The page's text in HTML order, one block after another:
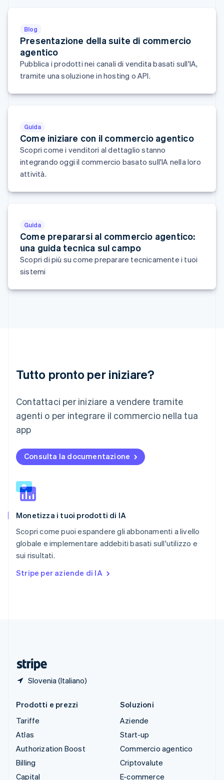
Blog
Presentazione della suite di commercio
agentico
Pubblica i prodotti nei canali di vendita basati sull'IA,
tramite una soluzione in hosting o API.
Guida
Come iniziare con il commercio agentico
Scopri come i venditori al dettaglio stanno
integrando oggi il commercio basato sull'IA nella loro
attività.
Guida
Come prepararsi al commercio agentico:
una guida tecnica sul campo
Scopri di più su come preparare tecnicamente i tuoi
sistemi
Tutto pronto per iniziare?
Contattaci per iniziare a vendere tramite
agenti o per integrare il commercio nella tua
app
Consulta la documentazione
Monetizza i tuoi prodotti di IA
Scopri come puoi espandere gli abbonamenti a livello
globale e implementare addebiti basati sull'utilizzo e
sui risultati.
Stripe per aziende di IA
Slovenia (Italiano)
Deutsch
Giappone
Gibilterra
English
Grecia
India
English
Italia
ItalianoEnglish
Lettonia
English
Liechtenstein
Lituania
Lussemburgo
Malaysia
English简体中文
Malta
English
EspañolEnglish
English
Portogallo
RAS di Hong Kong, Cina
English 简体中文
Regno Unito
English
Romania
Singapore
English
English
English Italiano
Spagna
EspañolEnglish
EnglishEspañol 简体中文
Prodotti e prezzi
Tariffe
Atlas
Authorization Boost
Billing
Capital
Soluzioni
Aziende
Start-up
Commercio agentico
Criptovalute
E-commerce